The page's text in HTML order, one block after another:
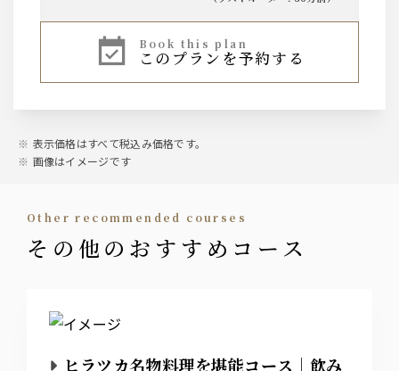
日本酒​
緑茶
ジンジャーエール
サワー＆ハイボール
烏龍ハイ
JJ
角ハイボール
本日の葡萄香るサワー​
焼酎・果実酒
book this plan
このプランを予約する
表示価格はすべて税込み価格です。
画像はイメージです
other recommended courses
その他のおすすめコース
ヒラツカ名物料理を堪能コース｜飲み